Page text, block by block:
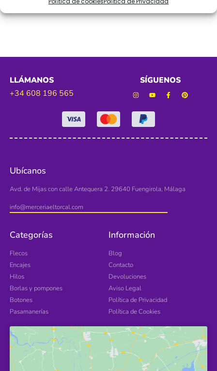
Color. rojo 009
LLÁMANOS
+34 608 196 565
SÍGUENOS
Ubícanos
Avd. de Mijas con calle Antequera 2. 29640 Fuengirola, Málaga
info@merceriaeltorcal.com
Categorías
Flecos
Encajes
Hilos
Borlas y pompones
Botones
Pasamanerías
Información
Blog
Contacto
Devoluciones
Aviso Legal
Política de Privacidad
Política de Cookies